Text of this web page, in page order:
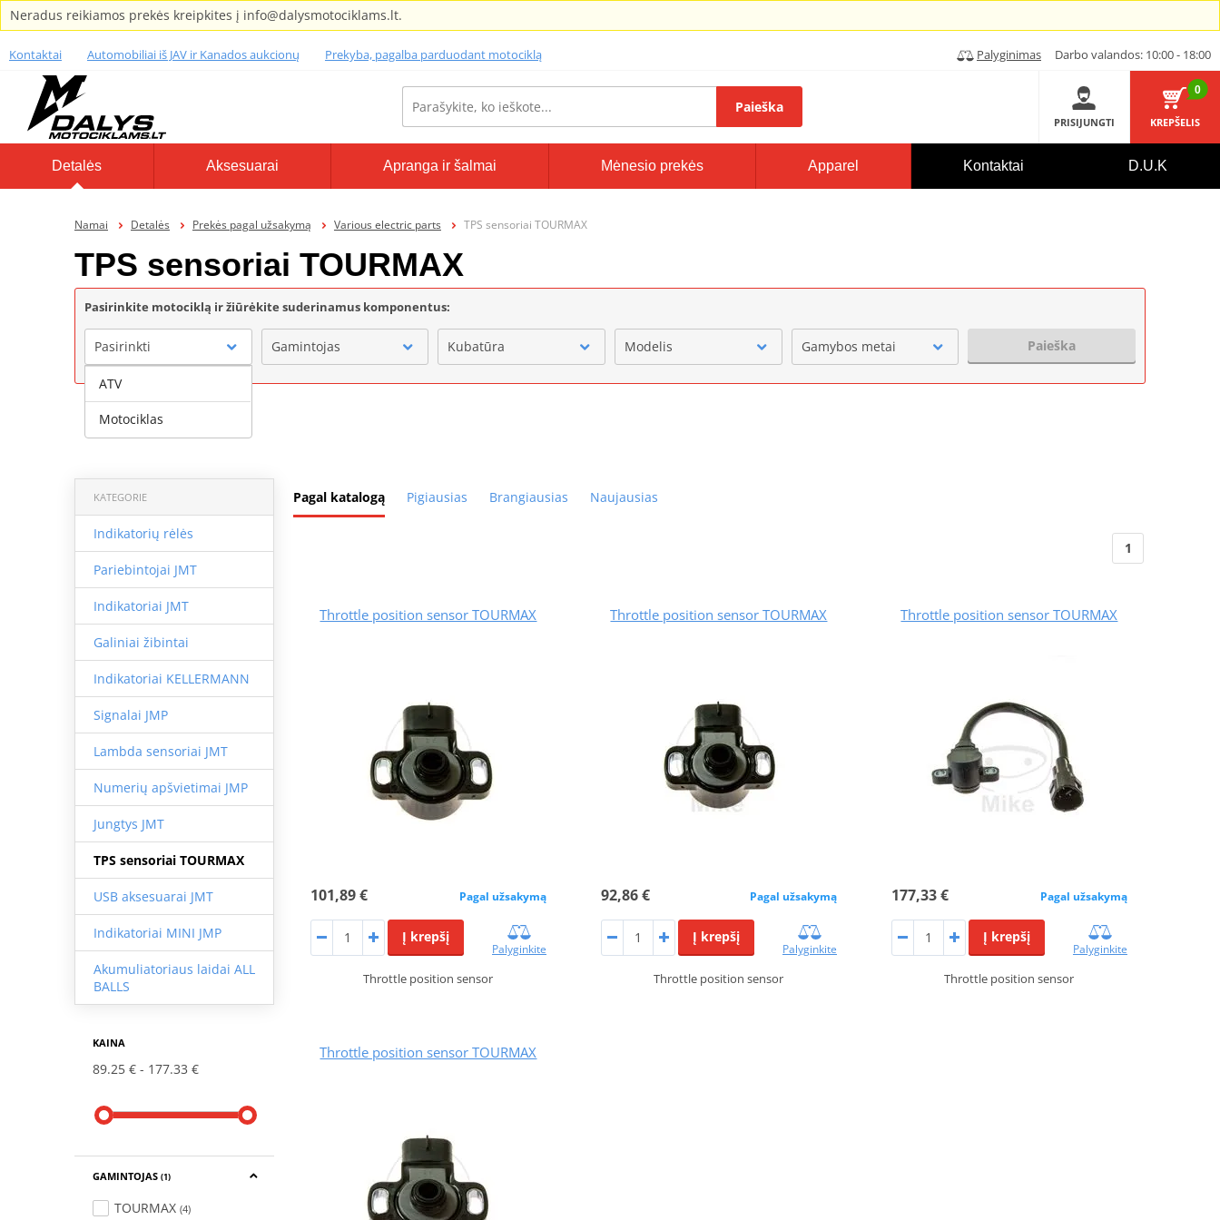
Neradus reikiamos prekės kreipkites į info@dalysmotociklams.lt.
Kontaktai Automobiliai iš JAV ir Kanados aukcionų Prekyba, pagalba parduodant motociklą Palyginimas Darbo valandos: 10:00 - 18:00
Paieška
PRISIJUNGTI
0
KREPŠELIS
Detalės Aksesuarai Apranga ir šalmai Mėnesio prekės Apparel Kontaktai D.U.K
Namai Detalės Prekės pagal užsakymą Various electric parts TPS sensoriai TOURMAX
TPS sensoriai TOURMAX
Pasirinkite motociklą ir žiūrėkite suderinamus komponentus:
Pasirinkti Gamintojas Kubatūra Modelis Gamybos metai Paieška
Pagal katalogą Pigiausias Brangiausias Naujausias
KATEGORIE
Indikatorių rėlės
Pariebintojai JMT
Indikatoriai JMT
Galiniai žibintai
Indikatoriai KELLERMANN
Signalai JMP
Lambda sensoriai JMT
Numerių apšvietimai JMP
Jungtys JMT
TPS sensoriai TOURMAX
USB aksesuarai JMT
Indikatoriai MINI JMP
Akumuliatoriaus laidai ALL
BALLS
KAINA
89.25 € 177.33 €
GAMINTOJAS (1)
TOURMAX (4)
1
Throttle position sensor TOURMAX
101,89 € Pagal užsakymą
Į krepšį
Palyginkite
Throttle position sensor
Throttle position sensor TOURMAX
92,86 € Pagal užsakymą
Į krepšį
Palyginkite
Throttle position sensor
Throttle position sensor TOURMAX
177,33 € Pagal užsakymą
Į krepšį
Palyginkite
Throttle position sensor
Throttle position sensor TOURMAX
ATV
Motociklas